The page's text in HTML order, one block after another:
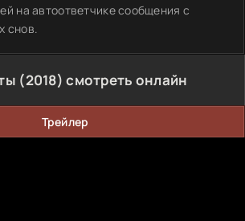
на автоответчике сообщения с
снов.
(2018) смотреть онлайн
Трейлер